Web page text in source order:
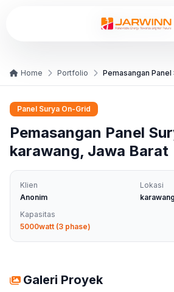
Home Portfolio Pemasangan Panel
Panel Surya On-Grid
Pemasangan Panel
karawang, Jawa Barat
Klien
Anonim
Lokasi
Kapasitas
5000watt (3 phase)
Galeri Proyek